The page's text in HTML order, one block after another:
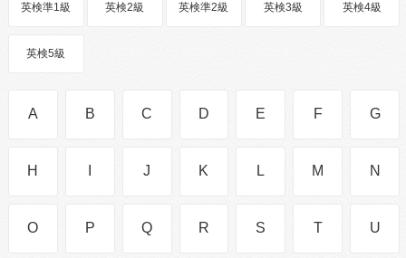
英検準1級 英検2級 英検準2級 英検3級 英検4級
英検5級
A B C D E F G
H J K L M N
O P Q R S T U